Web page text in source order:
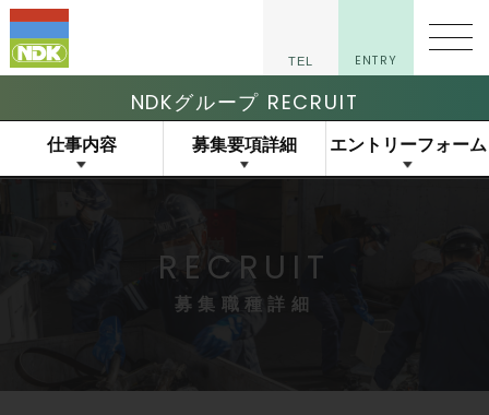
TEL ENTRY
NDKグループ RECRUIT
仕事内容 募集要項詳細 エントリーフォーム
RECRUIT
募集職種詳細